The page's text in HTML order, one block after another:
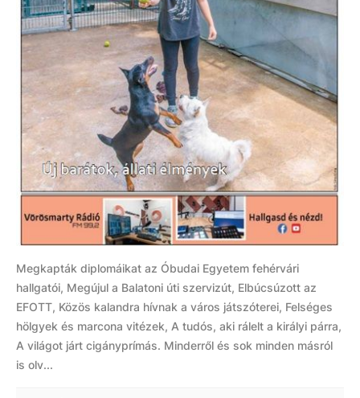
Megkapták diplomáikat az Óbudai Egyetem fehérvári
hallgatói, Megújul a Balatoni úti szervizút, Elbúcsúzott az
EFOTT, Közös kalandra hívnak a város játszóterei, Felséges
hölgyek és marcona vitézek, A tudós, aki rálelt a királyi párra,
A világot járt cigányprímás. Minderről és sok minden másról
is olv...